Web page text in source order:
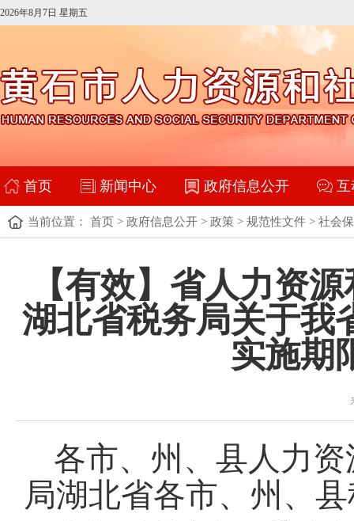
2026年8月7日 星期五
首页 新闻中心 政府信息公开 互
当前位置： 首页 > 政府信息公开 > 政策 > 规范性文件 > 社会
【有效】省人力资
湖北省税务局关于我
实施期
各市、州、县人力
局湖北省各市、州、